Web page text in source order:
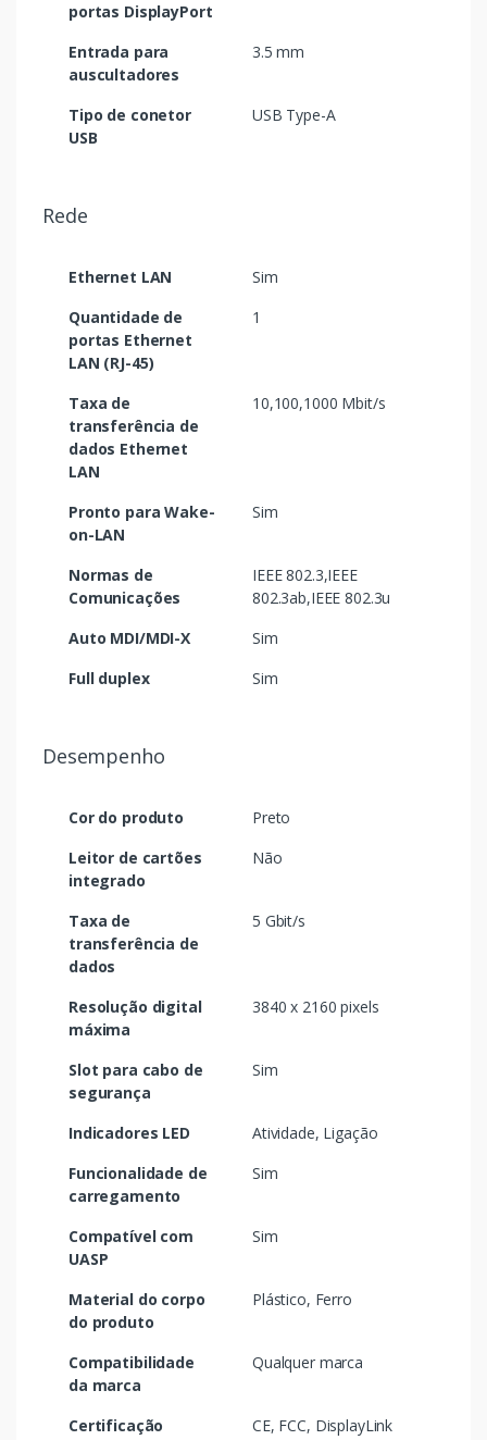
portas DisplayPort
Entrada para
auscultadores
3.5 mm
Tipo de conetor
USB
USB Type-A
Rede
Ethernet LAN
Sim
Quantidade de
portas Ethernet
LAN (RJ-45)
1
Taxa de
transferência de
dados Ethernet
LAN
10,100,1000 Mbit/s
Pronto para Wake-
on-LAN
Sim
Normas de
Comunicações
IEEE 802.3,IEEE
802.3ab,IEEE 802.3u
Auto MDI/MDI-X
Sim
Full duplex
Sim
Desempenho
Cor do produto
Preto
Leitor de cartões
integrado
Não
Taxa de
transferência de
dados
5 Gbit/s
Resolução digital
máxima
3840 x 2160 pixels
Slot para cabo de
segurança
Sim
Indicadores LED
Atividade, Ligação
Funcionalidade de
carregamento
Sim
Compatível com
UASP
Sim
Material do corpo
do produto
Plástico, Ferro
Compatibilidade
da marca
Qualquer marca
Certificação CE, FCC, DisplayLink